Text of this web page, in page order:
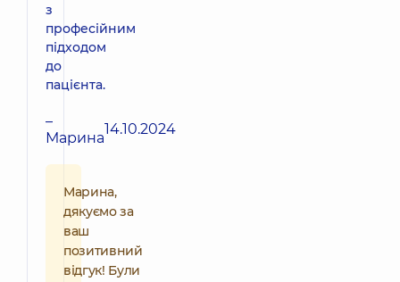
з
професійним
підходом
до
пацієнта.
–
Марина14.10.2024
Марина,
дякуємо за
ваш
позитивний
відгук! Були